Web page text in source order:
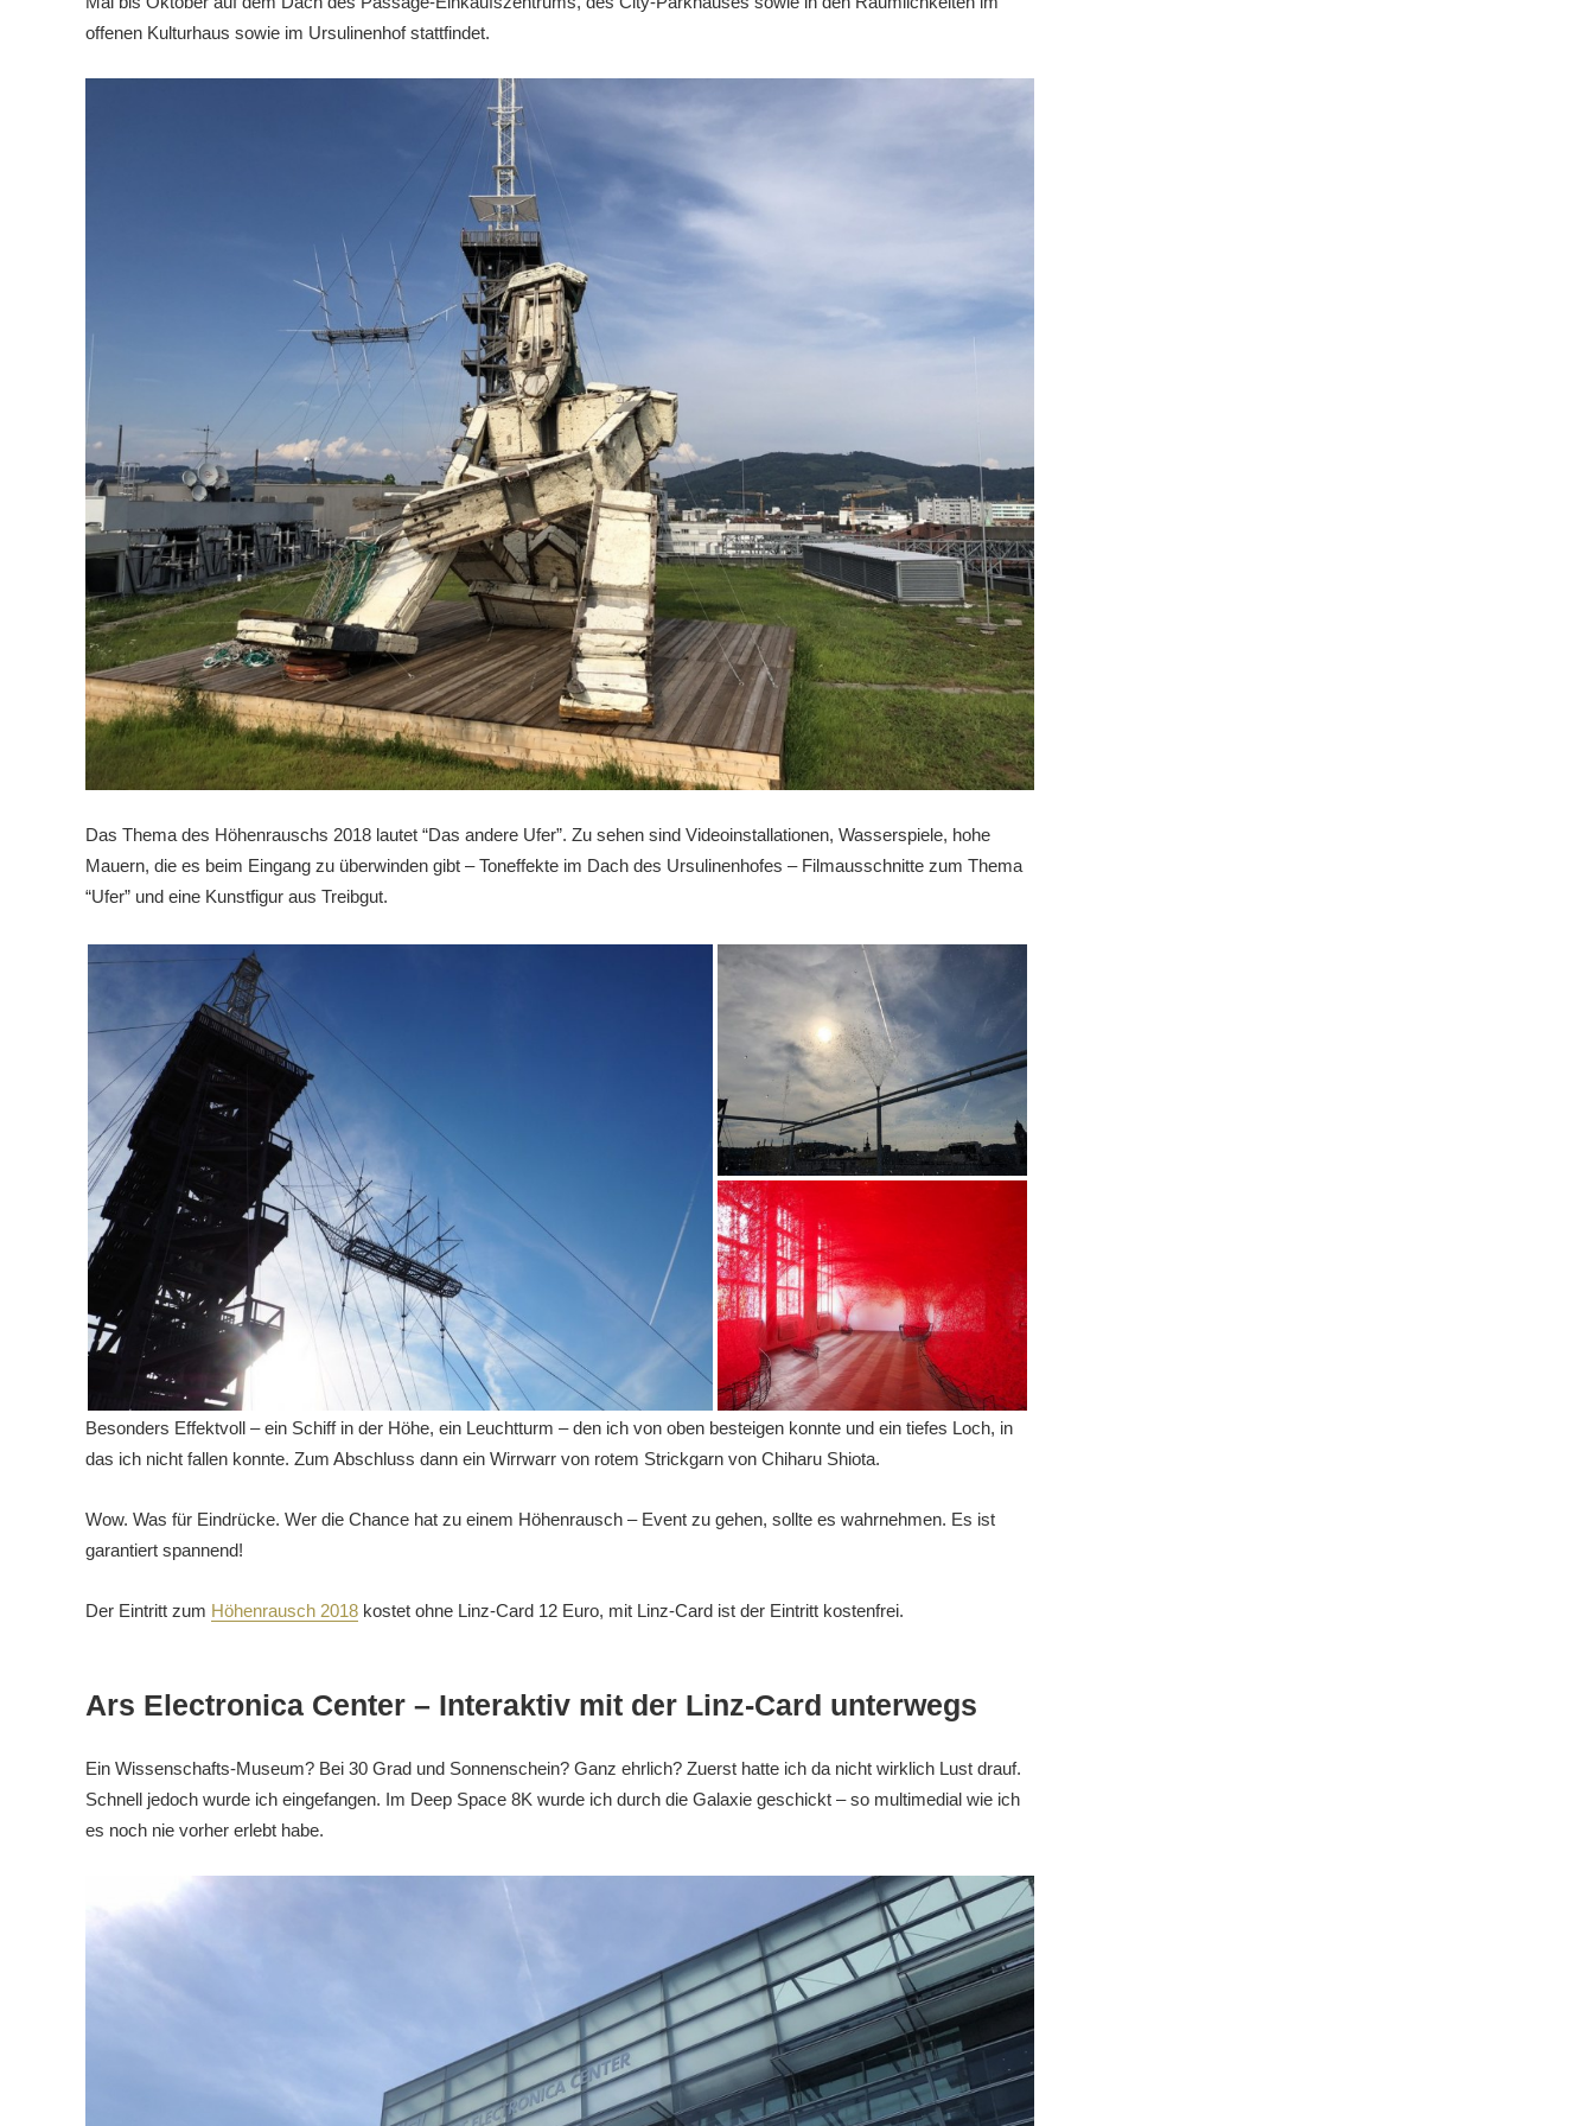
Im Stadtzentrum nicht unbedingt nötig für Touristen.
Mit der Linz-Card könnt ihr mit den Bussen und Straßenbahnen der LINZ AG LINIEN fahren. In der drei Tageskarte ist eine
Fahrkarte mit der Pöstlingbergbahn (eine Berg- und Talfahrt) im Preis inkludiert. Je nach Tour gibt es für Donauschifffahrten bei
Wurm + Noé 7,5% Rabatt.
offenen Kulturhaus sowie im Ursulinenhof stattfindet.
Das Thema des Höhenrauschs 2018 lautet “Das andere Ufer”. Zu sehen sind Videoinstallationen, Wasserspiele, hohe
Mauern, die es beim Eingang zu überwinden gibt – Toneffekte im Dach des Ursulinenhofes – Filmausschnitte zum Thema
“Ufer” und eine Kunstfigur aus Treibgut.
Besonders Effektvoll – ein Schiff in der Höhe, ein Leuchtturm – den ich von oben besteigen konnte und ein tiefes Loch, in
das ich nicht fallen konnte. Zum Abschluss dann ein Wirrwarr von rotem Strickgarn von Chiharu Shiota.
Wow. Was für Eindrücke. Wer die Chance hat zu einem Höhenrausch – Event zu gehen, sollte es wahrnehmen. Es ist
garantiert spannend!
Der Eintritt zum Höhenrausch 2018 kostet ohne Linz-Card 12 Euro, mit Linz-Card ist der Eintritt kostenfrei.
Ars Electronica Center – Interaktiv mit der Linz-Card unterwegs
Ein Wissenschafts-Museum? Bei 30 Grad und Sonnenschein? Ganz ehrlich? Zuerst hatte ich da nicht wirklich Lust drauf.
Schnell jedoch wurde ich eingefangen. Im Deep Space 8K wurde ich durch die Galaxie geschickt – so multimedial wie ich
es noch nie vorher erlebt habe.